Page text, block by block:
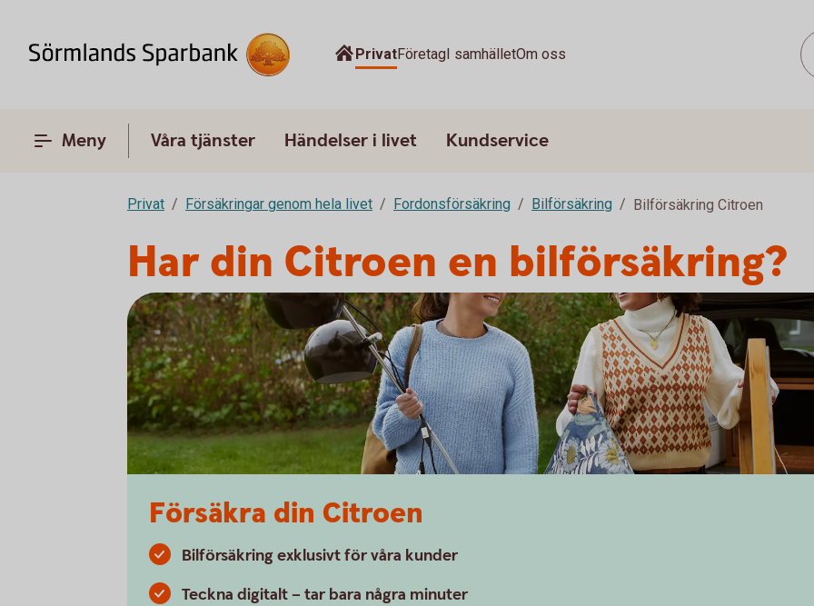
PrivatFöretagI samhälletOm oss
Meny Våra tjänster Händelser i livet Kundservice
Privat Försäkringar genom hela livet Fordonsförsäkring Bilförsäkring Bilförsäkring Citroen
Har din Citroen en bilförsäkring?
Försäkra din Citroen
Bilförsäkring exklusivt för våra kunder
Teckna digitalt – tar bara några minuter